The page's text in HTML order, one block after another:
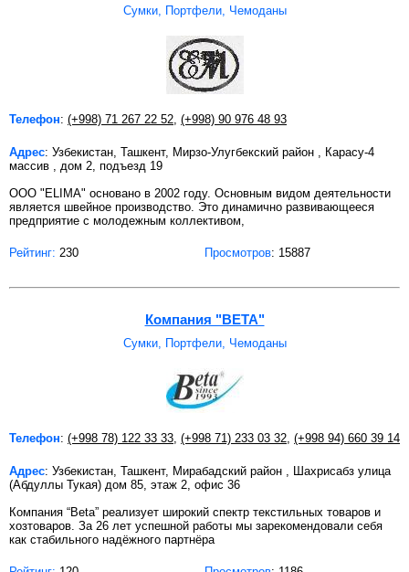
Сумки, Портфели, Чемоданы
Телефон: (+998) 71 267 22 52, (+998) 90 976 48 93
Адрес: Узбекистан, Ташкент, Мирзо-Улугбекский район , Карасу-4
массив , дом 2, подъезд 19
ООО "ELIMA" основано в 2002 году. Основным видом деятельности
является швейное производство. Это динамично развивающееся
предприятие с молодежным коллективом,
Рейтинг: 230 Просмотров: 15887
Компания "BETA"
Сумки, Портфели, Чемоданы
Телефон: (+998 78) 122 33 33, (+998 71) 233 03 32, (+998 94) 660 39 14
Адрес: Узбекистан, Ташкент, Мирабадский район , Шахрисабз улица
(Абдуллы Тукая) дом 85, этаж 2, офис 36
Компания “Beta” реализует широкий спектр текстильных товаров и
хозтоваров. За 26 лет успешной работы мы зарекомендовали себя
как стабильного надёжного партнёра